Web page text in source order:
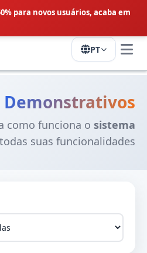
para novos usuários, acaba em
PT
Demonstrativos
como funciona o sistema
suas funcionalidades